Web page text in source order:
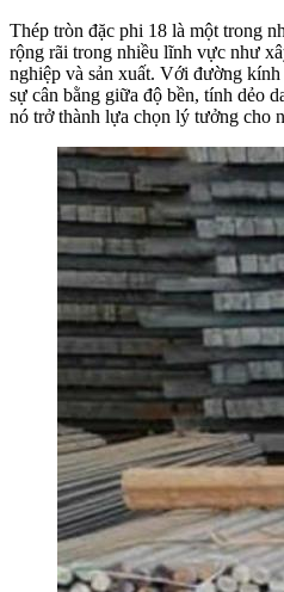
Thép tròn đặc phi 18 là một trong
rộng rãi trong nhiều lĩnh vực như
nghiệp và sản xuất. Với đường
sự cân bằng giữa độ bền, tính dẻo
nó trở thành lựa chọn lý tưởng cho